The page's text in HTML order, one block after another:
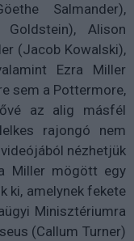
Salmander),
Goldstein), Alison
(Jacob Kowalski),
Ezra Miller
sem a Pottermore,
az alig másfél
rajongó nem
nézhetjük
Miller mögött egy
ki, amelynek fekete
Minisztériumra
(Callum Turner)